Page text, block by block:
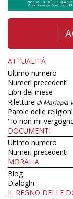
ATTUALITÀ
Ultimo numero
Numeri precedenti
Libri del mese
Riletture di Mariapia
Parole delle religioni
"Io non mi
DOCUMENTI
Ultimo numero
Numeri precedenti
MORALIA
Blog
Dialoghi
IL REGNO DELLE